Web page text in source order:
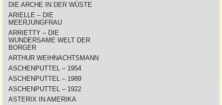
DIE ARCHE IN DER WÜSTE
ARIELLE – DIE
MEERJUNGFRAU
ARRIETTY – DIE
WUNDERSAME WELT DER
BORGER
ARTHUR WEIHNACHTSMANN
ASCHENPUTTEL – 1954
ASCHENPUTTEL – 1989
ASCHENPUTTEL – 1922
ASTERIX IN AMERIKA